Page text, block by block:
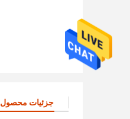
جزئیات محصول